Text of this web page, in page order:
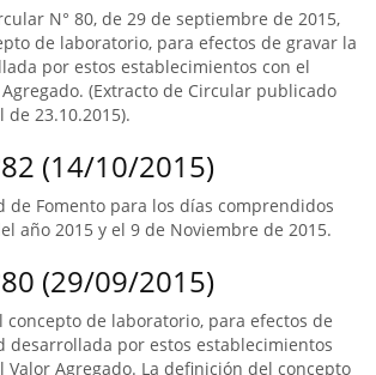
N° 80, de 29 de septiembre de 2015,
de laboratorio, para efectos de gravar la
por estos establecimientos con el
(Extracto de Circular publicado
23.10.2015).
(14/10/2015)
de Fomento para los días comprendidos
año 2015 y el 9 de Noviembre de 2015.
(29/09/2015)
concepto de laboratorio, para efectos de
desarrollada por estos establecimientos
Valor Agregado. La definición del concepto